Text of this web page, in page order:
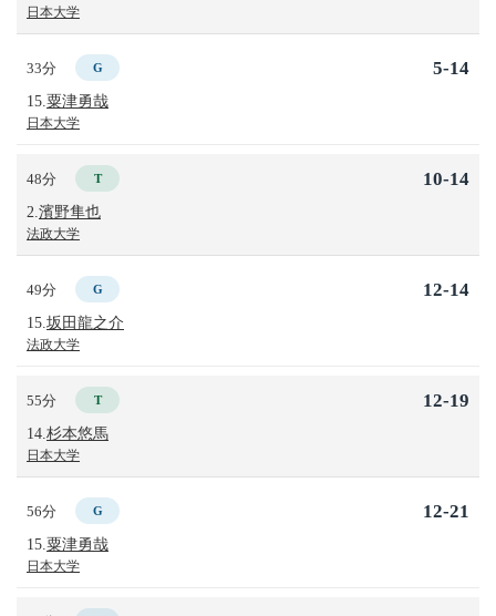
日本大学
33分 G
15. 粟津勇哉
日本大学
5-14
48分 T
2. 濱野隼也
法政大学
10-14
49分 G
15. 坂田龍之介
法政大学
12-14
55分 T
14. 杉本悠馬
日本大学
12-19
56分 G
15. 粟津勇哉
日本大学
12-21